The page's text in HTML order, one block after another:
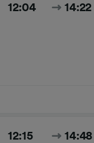
12:04 14:22
12:15 14:48